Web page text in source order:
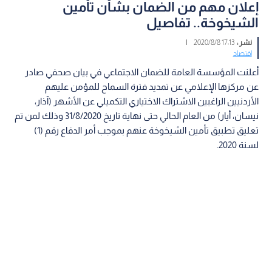
إعلان مهم من الضمان بشأن تأمين
الشيخوخة.. تفاصيل
نشر :17:13 2020/8/8
|
اقتصاد
أعلنت المؤسسة العامة للضمان الاجتماعي في بيان صحفي صادر
عن مركزها الإعلامي عن تمديد فترة السماح للمؤمن عليهم
الأردنيين الراغبين الاشتراك الاختياري التكميلي عن الأشهر (آذار،
نيسان، أيار) من العام الحالي حتى نهاية تاريخ 31/8/2020 وذلك لمن تم
تعليق تطبيق تأمين الشيخوخة عنهم بموجب أمر الدفاع رقم (1)
لسنة 2020.